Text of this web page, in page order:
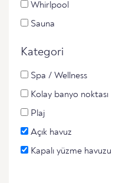
Whirlpool
Sauna
Kategori
Spa / Wellness
Kolay banyo noktası
Plaj
Açık havuz
Kapalı yüzme havuzu